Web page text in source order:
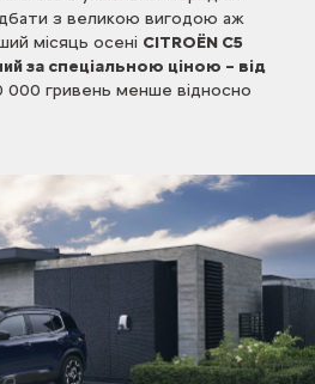
з великою вигодою аж
місяць осені CITROЁN C5
за спеціальною ціною – від
000 гривень менше відносно